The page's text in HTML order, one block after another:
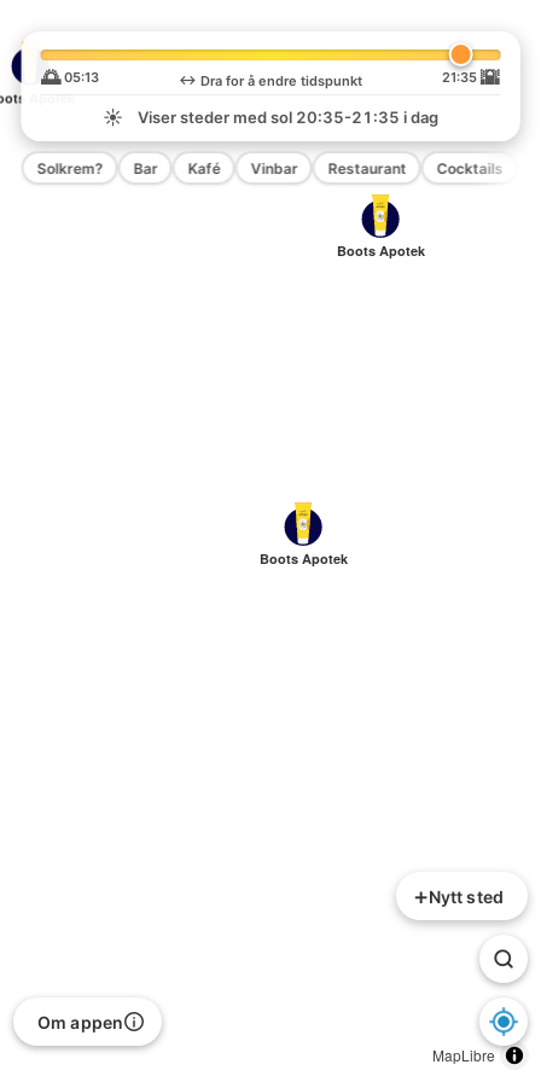
Boots Apotek
Boots Apotek
Apotek
MapLibre
+Nytt sted
🌅 05:13 ↔️ Dra for å endre tidspunkt 21:35 🌇
☀️
Viser steder med sol 20:35-21:35 i dag
Solkrem? Bar Kafé Vinbar Restaurant Cocktails
Om appen